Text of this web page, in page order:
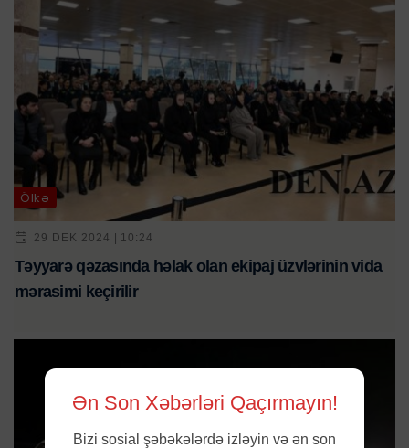
Ölkə
29 DEK 2024 | 10:24
Təyyarə qəzasında həlak olan ekipaj üzvlərinin vida
mərasimi keçirilir
Ən Son Xəbərləri Qaçırmayın!
Bizi sosial şəbəkələrdə izləyin və ən son